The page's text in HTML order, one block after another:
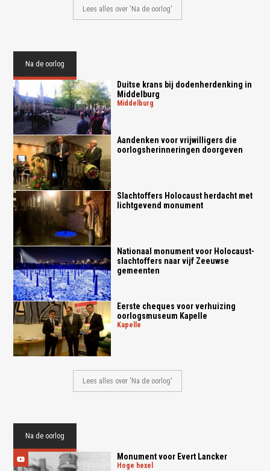
Lees alles over 'Na de oorlog'
Na de oorlog
Duitse krans bij dodenherdenking in
Middelburg
middelburg
Aandenken voor vrijwilligers die
oorlogsherinneringen doorgeven
Slachtoffers Holocaust herdacht met
lichtgevend monument
Nationaal monument voor Holocaust-
slachtoffers naar vijf Zeeuwse
gemeenten
Eerste cheques voor verhuizing
oorlogsmuseum Kapelle
kapelle
Lees alles over 'Na de oorlog'
Na de oorlog
Monument voor Evert Lancker
hoge hexel